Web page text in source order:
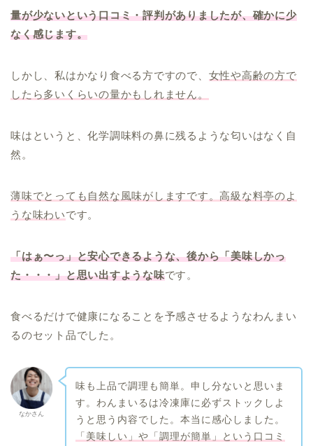
量が少ないという口コミ・評判がありましたが、確かに少
なく感じます。
しかし、私はかなり食べる方ですので、 女性や高齢の方で
したら多いくらいの量かもしれません。
味はというと、化学調味料の鼻に残るような匂いはなく自
然。
薄味でとっても自然な風味がしますです。高級な料亭のよ
うな味わいです。
「はぁ〜っ」と安心できるような、後から「美味しかっ
た・・・」と思い出すような味です。
食べるだけで健康になることを予感させるようなわんまい
るのセット品でした。
なかさん
味も上品で調理も簡単。申し分ないと思いま
す。わんまいるは冷凍庫に必ずストックしよ
うと思う内容でした。本当に感心しました。
「美味しい」や「調理が簡単」という口コミ